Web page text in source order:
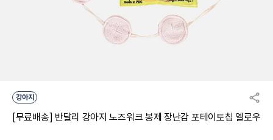
강아지
[무료배송] 반달리 강아지 노즈워크 봉제 장난감 포테이토칩 옐로우